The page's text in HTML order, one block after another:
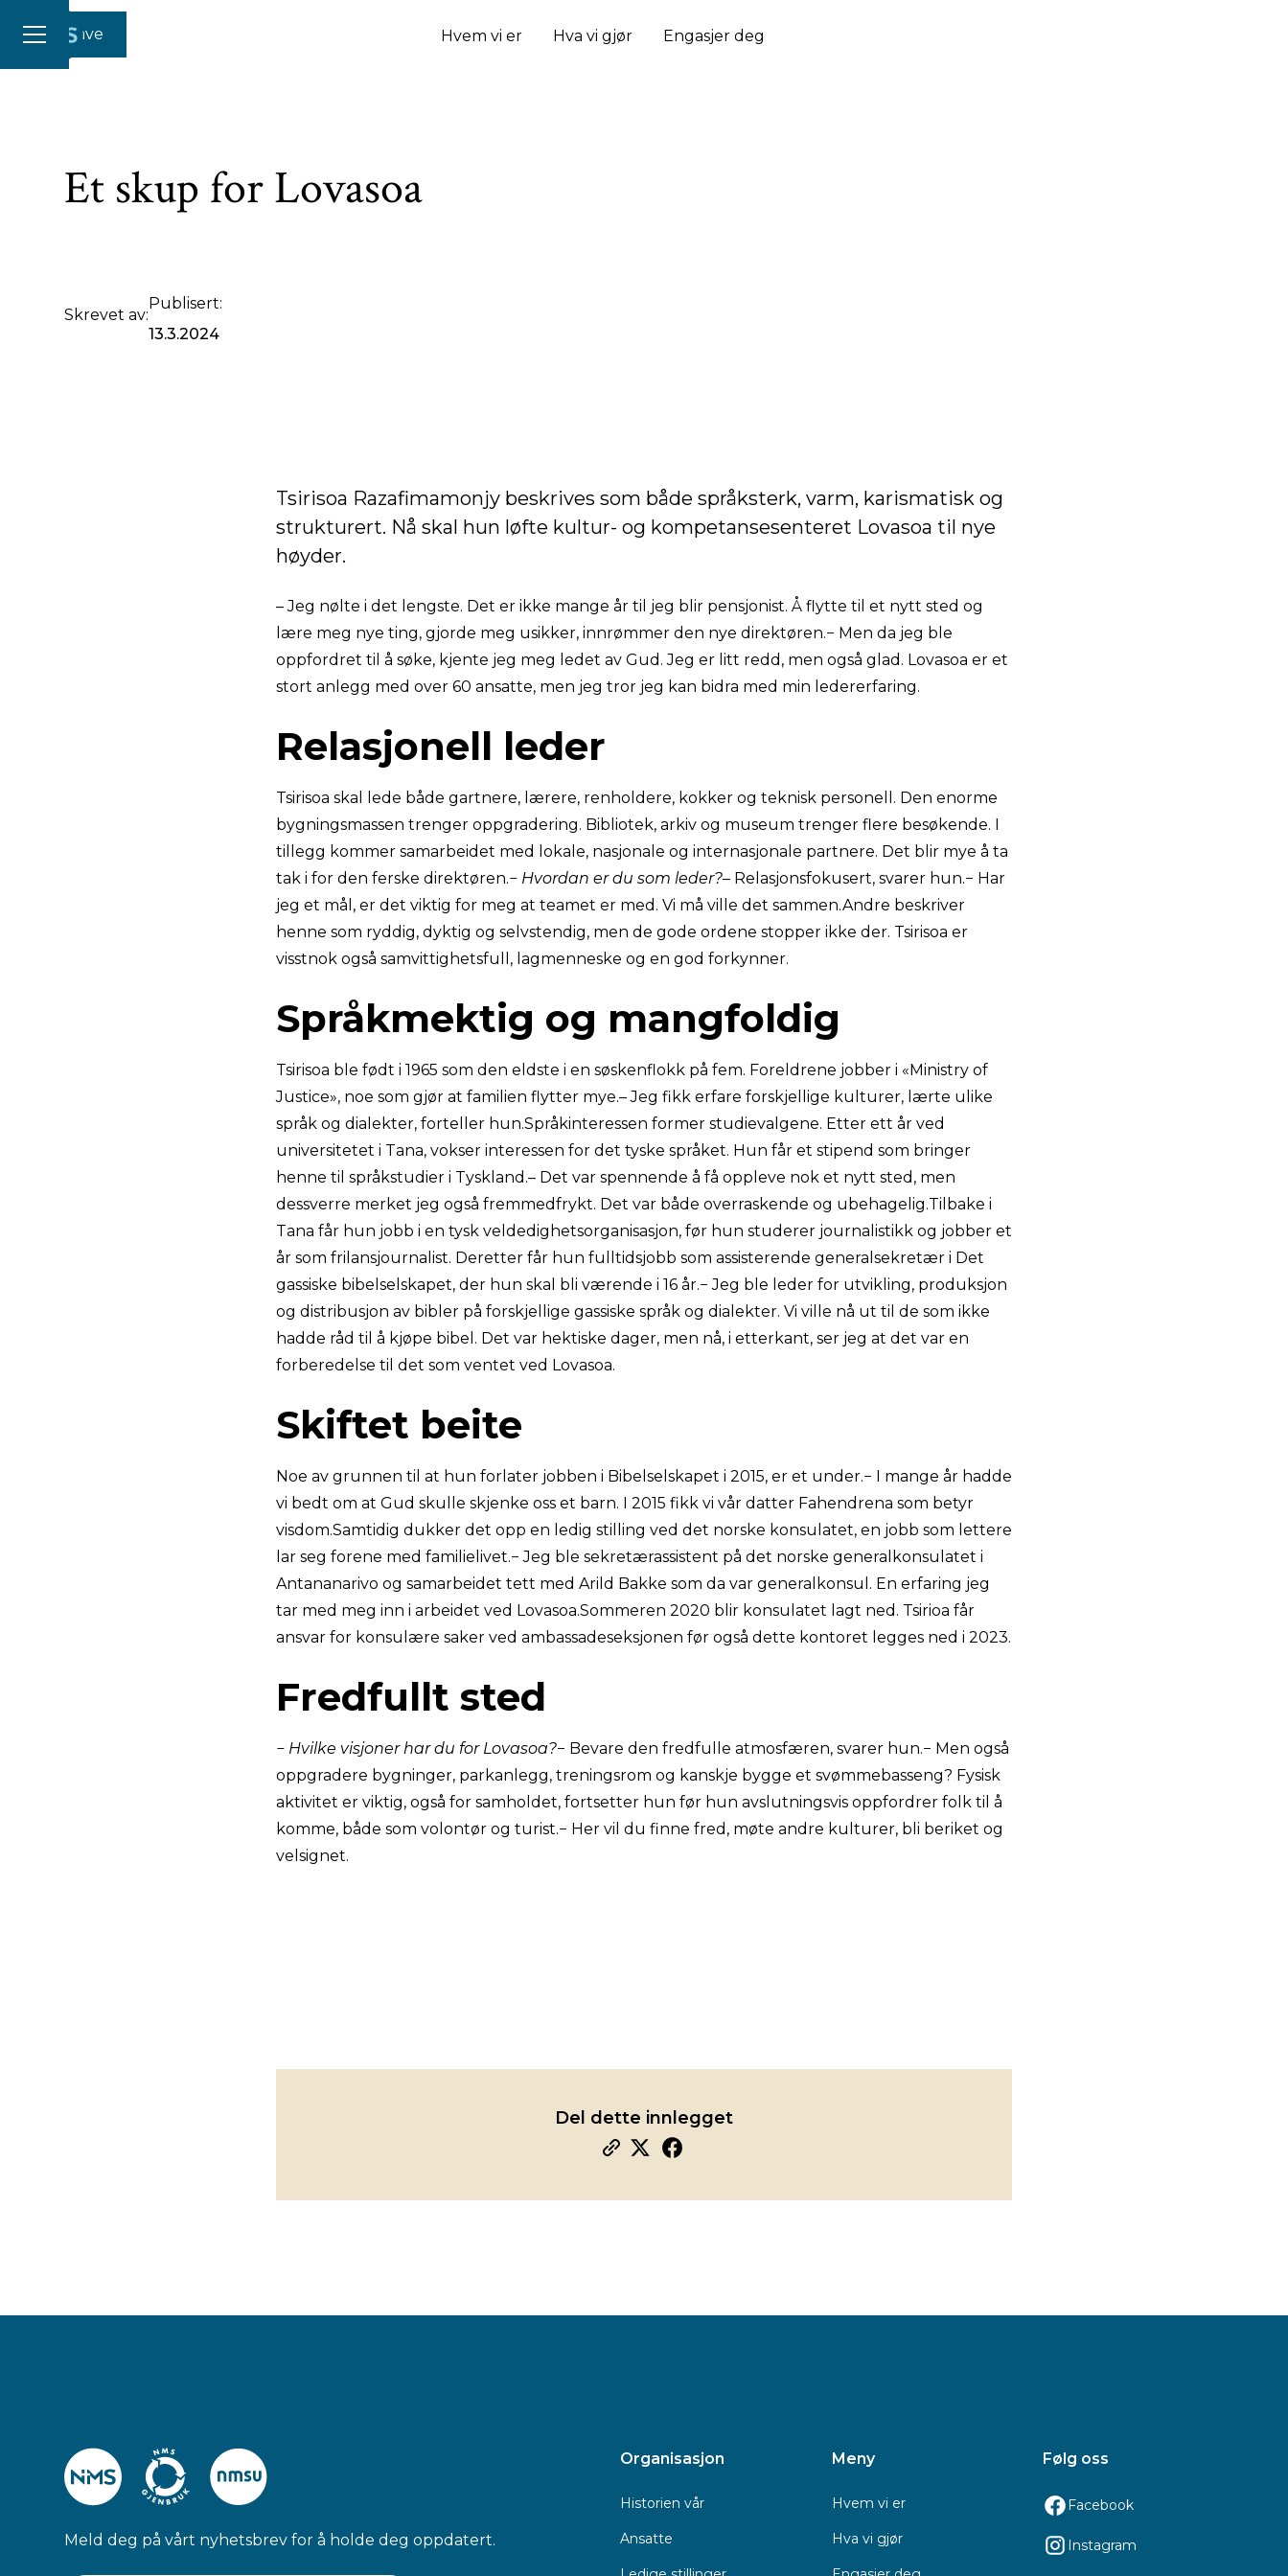
Hvem vi er Hva vi gjør Engasjer deg
Gi en gave
Et skup for Lovasoa
Skrevet av:
Publisert:
13.3.2024
Tsirisoa Razafimamonjy beskrives som både språksterk, varm, karismatisk og
strukturert. Nå skal hun løfte kultur- og kompetansesenteret Lovasoa til nye
høyder.
– Jeg nølte i det lengste. Det er ikke mange år til jeg blir pensjonist. Å flytte til et nytt sted og
lære meg nye ting, gjorde meg usikker, innrømmer den nye direktøren.− Men da jeg ble
oppfordret til å søke, kjente jeg meg ledet av Gud. Jeg er litt redd, men også glad. Lovasoa er et
stort anlegg med over 60 ansatte, men jeg tror jeg kan bidra med min ledererfaring.
Relasjonell leder
Tsirisoa skal lede både gartnere, lærere, renholdere, kokker og teknisk personell. Den enorme
bygningsmassen trenger oppgradering. Bibliotek, arkiv og museum trenger flere besøkende. I
tillegg kommer samarbeidet med lokale, nasjonale og internasjonale partnere. Det blir mye å ta
tak i for den ferske direktøren.− Hvordan er du som leder?– Relasjonsfokusert, svarer hun.− Har
jeg et mål, er det viktig for meg at teamet er med. Vi må ville det sammen.Andre beskriver
henne som ryddig, dyktig og selvstendig, men de gode ordene stopper ikke der. Tsirisoa er
visstnok også samvittighetsfull, lagmenneske og en god forkynner.
Språkmektig og mangfoldig
Tsirisoa ble født i 1965 som den eldste i en søskenflokk på fem. Foreldrene jobber i «Ministry of
Justice», noe som gjør at familien flytter mye.– Jeg fikk erfare forskjellige kulturer, lærte ulike
språk og dialekter, forteller hun.Språkinteressen former studievalgene. Etter ett år ved
universitetet i Tana, vokser interessen for det tyske språket. Hun får et stipend som bringer
henne til språkstudier i Tyskland.– Det var spennende å få oppleve nok et nytt sted, men
dessverre merket jeg også fremmedfrykt. Det var både overraskende og ubehagelig.Tilbake i
Tana får hun jobb i en tysk veldedighetsorganisasjon, før hun studerer journalistikk og jobber et
år som frilansjournalist. Deretter får hun fulltidsjobb som assisterende generalsekretær i Det
gassiske bibelselskapet, der hun skal bli værende i 16 år.− Jeg ble leder for utvikling, produksjon
og distribusjon av bibler på forskjellige gassiske språk og dialekter. Vi ville nå ut til de som ikke
hadde råd til å kjøpe bibel. Det var hektiske dager, men nå, i etterkant, ser jeg at det var en
forberedelse til det som ventet ved Lovasoa.
Skiftet beite
Noe av grunnen til at hun forlater jobben i Bibelselskapet i 2015, er et under.− I mange år hadde
vi bedt om at Gud skulle skjenke oss et barn. I 2015 fikk vi vår datter Fahendrena som betyr
visdom.Samtidig dukker det opp en ledig stilling ved det norske konsulatet, en jobb som lettere
lar seg forene med familielivet.− Jeg ble sekretærassistent på det norske generalkonsulatet i
Antananarivo og samarbeidet tett med Arild Bakke som da var generalkonsul. En erfaring jeg
tar med meg inn i arbeidet ved Lovasoa.Sommeren 2020 blir konsulatet lagt ned. Tsirioa får
ansvar for konsulære saker ved ambassadeseksjonen før også dette kontoret legges ned i 2023.
Fredfullt sted
− Hvilke visjoner har du for Lovasoa?− Bevare den fredfulle atmosfæren, svarer hun.− Men også
oppgradere bygninger, parkanlegg, treningsrom og kanskje bygge et svømmebasseng? Fysisk
aktivitet er viktig, også for samholdet, fortsetter hun før hun avslutningsvis oppfordrer folk til å
komme, både som volontør og turist.− Her vil du finne fred, møte andre kulturer, bli beriket og
velsignet.
Del dette innlegget
Meld deg på vårt nyhetsbrev for å holde deg oppdatert.
Organisasjon
Historien vår
Ansatte
Meny
Hvem vi er
Hva vi gjør
Følg oss
Facebook
Instagram